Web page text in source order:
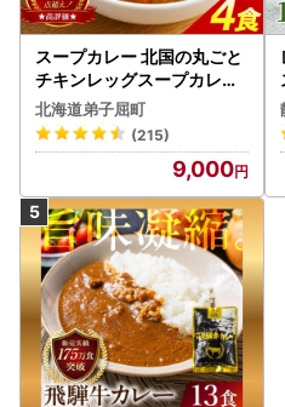
スープカレー 北国の丸ごと
チキンレッグスープカレー
4個 3739
北海道弟子屈町
(215)
9,000